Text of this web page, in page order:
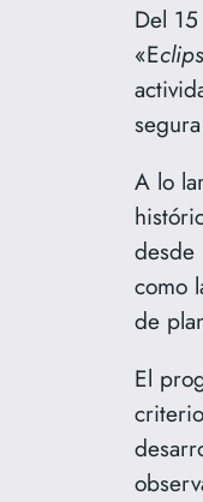
Del
«E
A lo
desde
como
de
El